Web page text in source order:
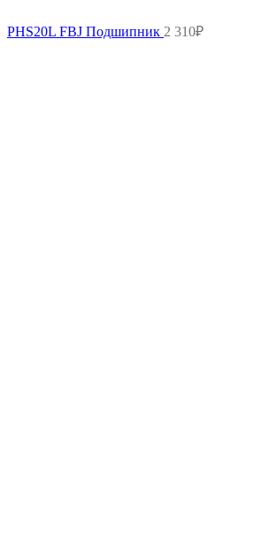
PHS20L FBJ Подшипник 2 310₽